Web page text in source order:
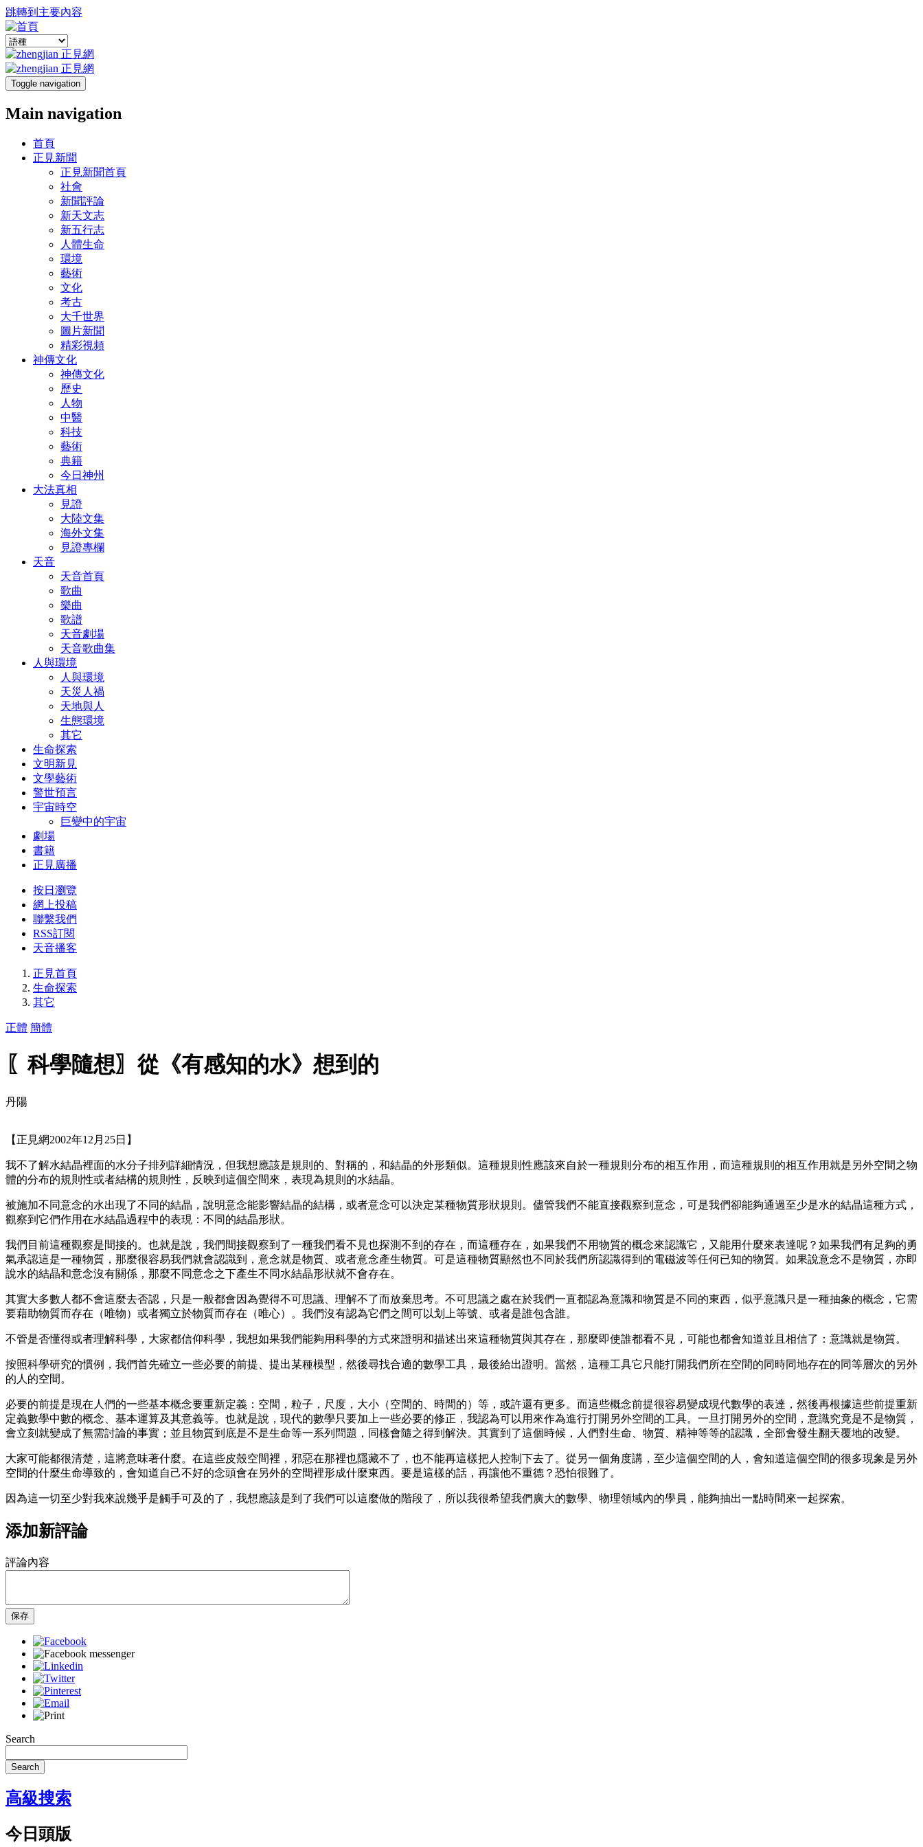
跳轉到主要內容
Toggle navigation
Main navigation
首頁
正見新聞
正見新聞首頁
社會
新聞評論
新天文志
新五行志
人體生命
環境
藝術
文化
考古
大千世界
圖片新聞
精彩視頻
神傳文化
神傳文化
歷史
人物
中醫
科技
藝術
典籍
今日神州
大法真相
見證
大陸文集
海外文集
見證專欄
天音
天音首頁
歌曲
樂曲
歌譜
天音劇場
天音歌曲集
人與環境
人與環境
天災人禍
天地與人
生態環境
其它
生命探索
文明新見
文學藝術
警世預言
宇宙時空
巨變中的宇宙
劇場
書籍
正見廣播
按日瀏覽
網上投稿
聯繫我們
RSS訂閱
天音播客
正見首頁
生命探索
其它
正體 簡體
〖科學隨想〗從《有感知的水》想到的
丹陽
【正見網2002年12月25日】
我不了解水結晶裡面的水分子排列詳細情況，但我想應該是規則的、對稱的，和結晶的外形類似。這種規則性應該來自於一種規則分布的相互作用，而這種規則的相互作用就是另外空間之物
體的分布的規則性或者結構的規則性，反映到這個空間來，表現為規則的水結晶。
被施加不同意念的水出現了不同的結晶，說明意念能影響結晶的結構，或者意念可以決定某種物質形狀規則。儘管我們不能直接觀察到意念，可是我們卻能夠通過至少是水的結晶這種方式，
觀察到它們作用在水結晶過程中的表現：不同的結晶形狀。
我們目前這種觀察是間接的。也就是說，我們間接觀察到了一種我們看不見也探測不到的存在，而這種存在，如果我們不用物質的概念來認識它，又能用什麼來表達呢？如果我們有足夠的勇
氣承認這是一種物質，那麼很容易我們就會認識到，意念就是物質、或者意念產生物質。可是這種物質顯然也不同於我們所認識得到的電磁波等任何已知的物質。如果說意念不是物質，亦即
說水的結晶和意念沒有關係，那麼不同意念之下產生不同水結晶形狀就不會存在。
其實大多數人都不會這麼去否認，只是一般都會因為覺得不可思議、理解不了而放棄思考。不可思議之處在於我們一直都認為意識和物質是不同的東西，似乎意識只是一種抽象的概念，它需
要藉助物質而存在（唯物）或者獨立於物質而存在（唯心）。我們沒有認為它們之間可以划上等號、或者是誰包含誰。
不管是否懂得或者理解科學，大家都信仰科學，我想如果我們能夠用科學的方式來證明和描述出來這種物質與其存在，那麼即使誰都看不見，可能也都會知道並且相信了：意識就是物質。
按照科學研究的慣例，我們首先確立一些必要的前提、提出某種模型，然後尋找合適的數學工具，最後給出證明。當然，這種工具它只能打開我們所在空間的同時同地存在的同等層次的另外
的人的空間。
必要的前提是現在人們的一些基本概念要重新定義：空間，粒子，尺度，大小（空間的、時間的）等，或許還有更多。而這些概念前提很容易變成現代數學的表達，然後再根據這些前提重新
定義數學中數的概念、基本運算及其意義等。也就是說，現代的數學只要加上一些必要的修正，我認為可以用來作為進行打開另外空間的工具。一旦打開另外的空間，意識究竟是不是物質，
會立刻就變成了無需討論的事實；並且物質到底是不是生命等一系列問題，同樣會隨之得到解決。其實到了這個時候，人們對生命、物質、精神等等的認識，全部會發生翻天覆地的改變。
大家可能都很清楚，這將意味著什麼。在這些皮殼空間裡，邪惡在那裡也隱藏不了，也不能再這樣把人控制下去了。從另一個角度講，至少這個空間的人，會知道這個空間的很多現象是另外
空間的什麼生命導致的，會知道自己不好的念頭會在另外的空間裡形成什麼東西。要是這樣的話，再讓他不重德？恐怕很難了。
因為這一切至少對我來說幾乎是觸手可及的了，我想應該是到了我們可以這麼做的階段了，所以我很希望我們廣大的數學、物理領域內的學員，能夠抽出一點時間來一起探索。
添加新評論
評論內容
保存
Search
Search
高級搜索
今日頭版